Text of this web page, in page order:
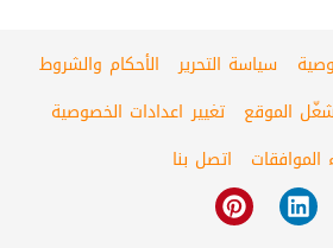
سياسة التحرير
الأحكام والشروط
تغيير اعدادات الخصوصية
الموافقات
اتصل بنا